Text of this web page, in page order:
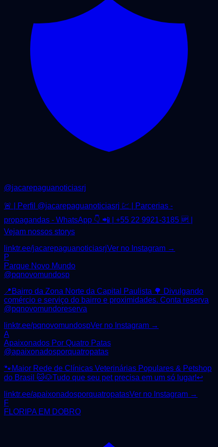
@jacarepaguanoticiasrj
🚨 | Perfil @jacarepaguanoticiasrj 💹 | Parcerias -
propagandas - WhatsApp 👇 📲 | +55 22 9921-3185 🆙 |
Vejam nossos storys
linktr.ee/jacarepaguanoticiasrjVer no Instagram →
P
Parque Novo Mundo
@pqnovomundosp
📍Bairro da Zona Norte da Capital Paulista 🌳 Divulgando
comércio e serviço do bairro e proximidades. Conta reserva
@pqnovomundoreserva
linktr.ee/pqnovomundospVer no Instagram →
A
Apaixonados Por Quatro Patas
@apaixonadosporquatropatas
🐾Maior Rede de Clínicas Veterinárias Populares & Petshop
do Brasil 🐱🐶Tudo que seu pet precisa em um só lugar!↩️
linktr.ee/apaixonadosporquatropatasVer no Instagram →
F
FLORIPA EM DOBRO